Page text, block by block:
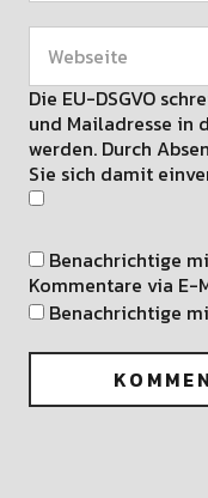
Die EU-DSGVO
und Mailadresse in
werden. Durch
Sie sich damit
Benachrichtige
Kommentare via E-
Benachrichtige